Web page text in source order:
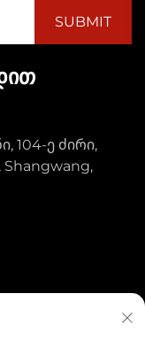
104-ე ძირი,